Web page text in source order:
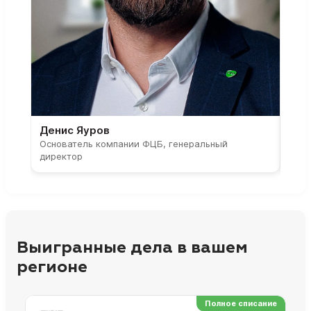
Денис Яуров
Основатель компании ФЦБ, генеральный
директор
Выигранные дела в вашем
регионе
Полное списание